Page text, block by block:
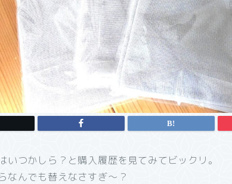
いつかしら？と購入履歴を見てみてビックリ。
なんでも替えなさすぎ～？